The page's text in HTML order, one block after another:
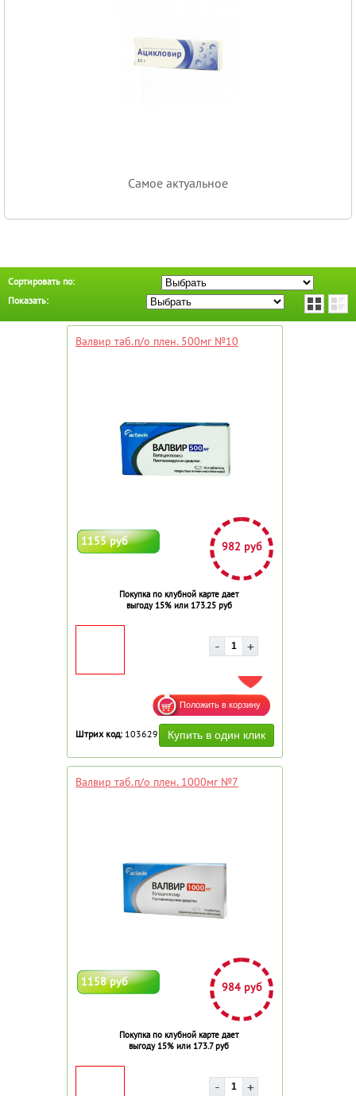
Самое актуальное
Сортировать по:
Показать:
Валвир таб.п/о плен. 500мг №10
1155 руб 982 руб
Покупка по клубной карте дает
выгоду 15% или 173.25 руб
ДОБАВИТЬ В ИЗБРАННОЕ
Штрих код: 103629
Валвир таб.п/о плен. 1000мг №7
1158 руб 984 руб
Покупка по клубной карте дает
выгоду 15% или 173.7 руб